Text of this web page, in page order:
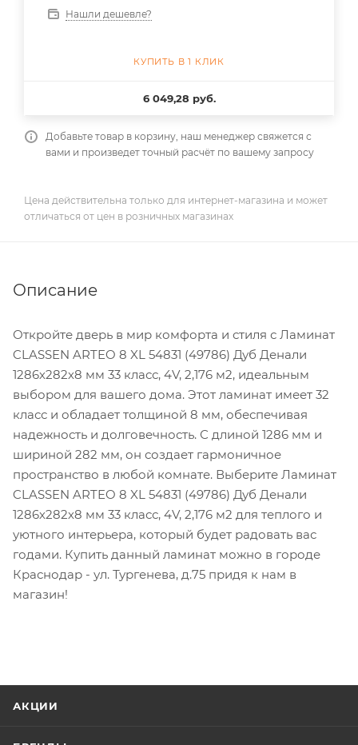
Нашли дешевле?
КУПИТЬ В 1 КЛИК
6 049,28 руб.
Добавьте товар в корзину, наш менеджер свяжется с
вами и произведет точный расчёт по вашему запросу
Цена действительна только для интернет-магазина и может
отличаться от цен в розничных магазинах
Описание
Откройте дверь в мир комфорта и стиля с Ламинат
CLASSEN ARTEO 8 XL 54831 (49786) Дуб Денали
1286х282х8 мм 33 класс, 4V, 2,176 м2, идеальным
выбором для вашего дома. Этот ламинат имеет 32
класс и обладает толщиной 8 мм, обеспечивая
надежность и долговечность. С длиной 1286 мм и
шириной 282 мм, он создает гармоничное
пространство в любой комнате. Выберите Ламинат
CLASSEN ARTEO 8 XL 54831 (49786) Дуб Денали
1286х282х8 мм 33 класс, 4V, 2,176 м2 для теплого и
уютного интерьера, который будет радовать вас
годами. Купить данный ламинат можно в городе
Краснодар - ул. Тургенева, д.75 придя к нам в
магазин!
АКЦИИ